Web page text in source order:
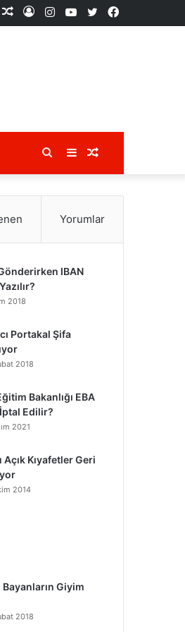
Facebook
X
YouTube
Instagram
Kayıt
Rastgele
Rastgele
Makale
Kenar
Bölmesi
Arama
yap
Yorumlar
IBAN
2018
Portakal Şifa
2018
Bakanlığı EBA
İptal Edilir?
2021
Açık Kıyafetler Geri
2014
Giyim
2018